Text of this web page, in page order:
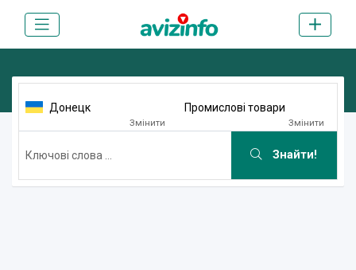
Донецк
Змінити
Промислові товари
Змінити
Знайти!